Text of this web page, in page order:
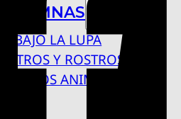
COLUMNAS
BAJO LA LUPA
RASTROS Y ROSTROS
VÍNCULOS ANIMALES